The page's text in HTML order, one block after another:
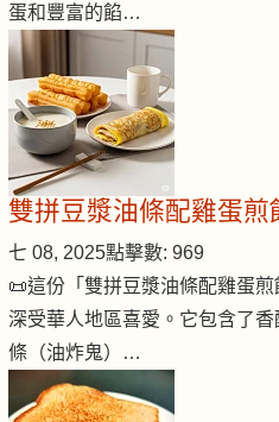
蛋和豐富的餡…
雙拼豆漿油條配雞蛋煎
七 08, 2025點擊數: 969
📜這份「雙拼豆漿油條配雞蛋
深受華人地區喜愛。它包含了
條（油炸鬼）…